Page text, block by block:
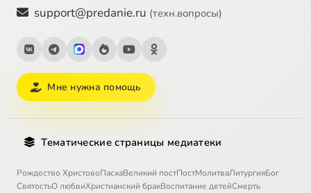
support@predanie.ru (техн.вопросы)
Мне нужна помощь
Тематические страницы медиатеки
Рождество ХристовоПасхаВеликий постПостМолитваЛитургияБог
СвятостьО любвиХристианский бракВоспитание детейСмерть